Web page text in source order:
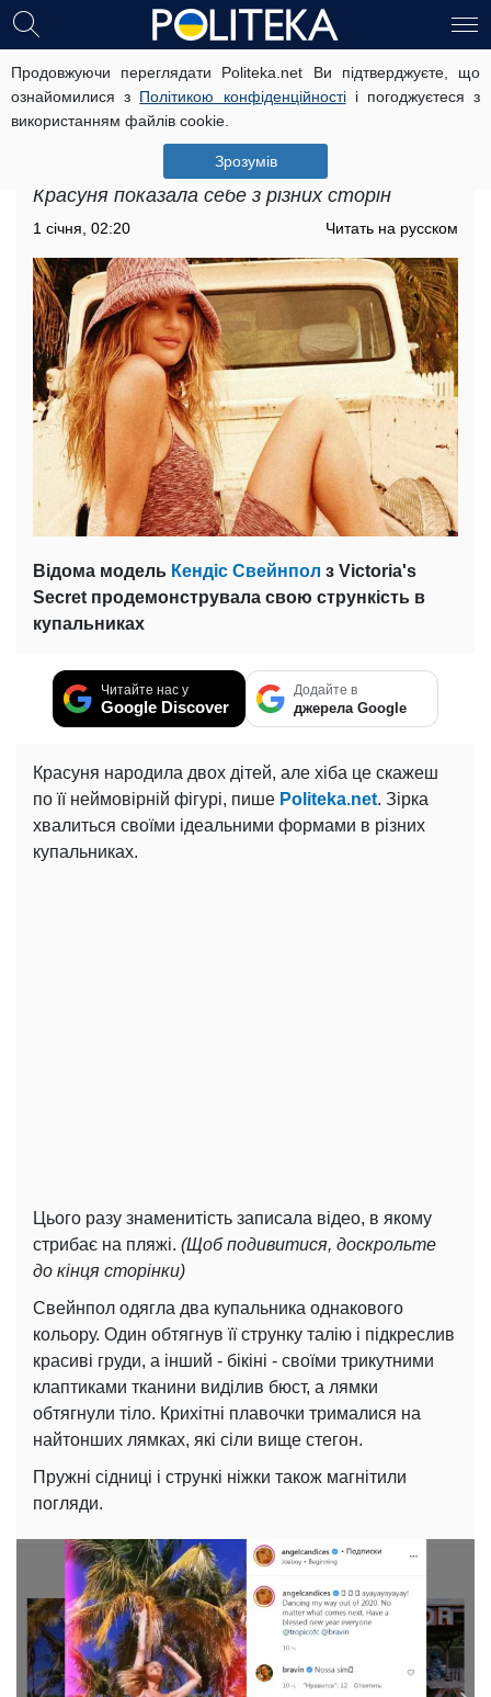
Продовжуючи переглядати Politeka.net Ви підтверджуєте, що
ознайомилися з Політикою конфіденційностіі погоджуєтеся з
використанням файлів cookie.
Зрозумів
Зірка Victoria's Secret Кендіс
Свейнпол в міні-бікіні влаштувала
гарячий танець під пальмами:
"Ідеальна фігура"
Красуня показала себе з різних сторін
1 січня, 02:20 Читать на русском
Відома модель Кендіс Свейнпол з Victoria's
Secret продемонструвала свою стрункість в
купальниках
Читайте нас у
Google Discover
Додайте в
джерела Google
Красуня народила двох дітей, але хіба це скажеш
по її неймовірній фігурі, пише Politeka.net. Зірка
хвалиться своїми ідеальними формами в різних
купальниках.
Цього разу знаменитість записала відео, в якому
стрибає на пляжі. (Щоб подивитися, доскрольте
до кінця сторінки)
Свейнпол одягла два купальника однакового
кольору. Один обтягнув її струнку талію і підкреслив
красиві груди, а інший - бікіні - своїми трикутними
клаптиками тканини виділив бюст, а лямки
обтягнули тіло. Крихітні плавочки трималися на
найтонших лямках, які сіли вище стегон.
Пружні сідниці і стрункі ніжки також магнітили
погляди.